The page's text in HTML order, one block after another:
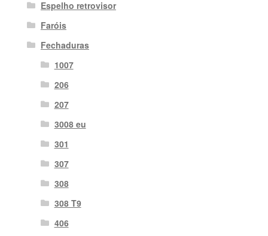
Espelho retrovisor
Faróis
Fechaduras
1007
206
207
3008 eu
301
307
308
308 T9
406